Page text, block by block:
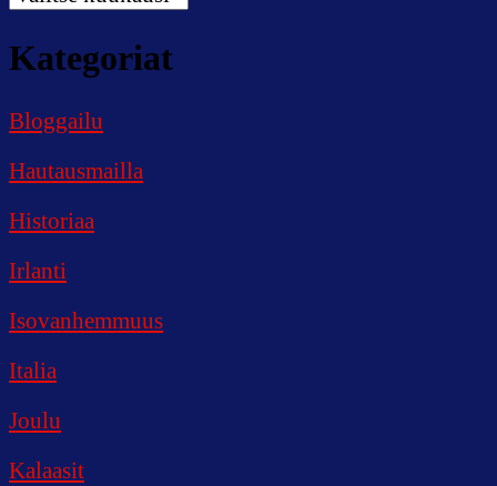
vuodet,
kaikki
päivät
Kategoriat
Bloggailu
Hautausmailla
Historiaa
Irlanti
Isovanhemmuus
Italia
Joulu
Kalaasit